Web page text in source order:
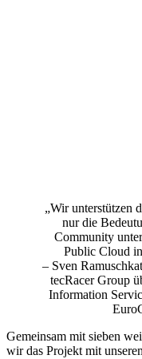
„Wir unterstützen
nur die
Community
Public Cloud
– Sven
tecRacer Group
Information
Gemeinsam mit sieben
wir das Projekt mit